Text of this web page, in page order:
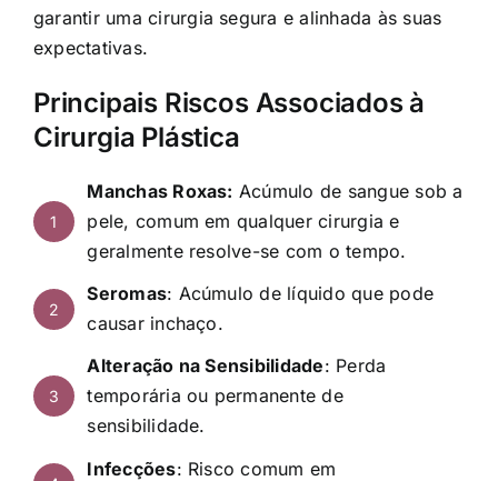
garantir uma cirurgia segura e alinhada às suas
expectativas.
Principais Riscos Associados à
Cirurgia Plástica
1
Manchas Roxas: Acúmulo de sangue sob a
pele, comum em qualquer cirurgia e
geralmente resolve-se com o tempo.
2
Seromas: Acúmulo de líquido que pode
causar inchaço.
3
Alteração na Sensibilidade: Perda
temporária ou permanente de
sensibilidade.
Infecções: Risco comum em